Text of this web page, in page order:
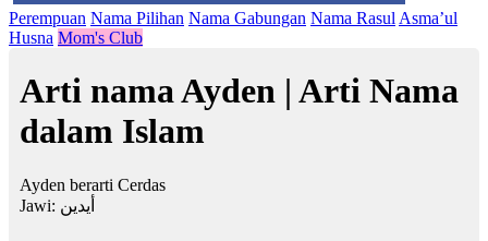
Perempuan Nama Pilihan Nama Gabungan Nama Rasul Asma’ul
Husna Mom's Club
Arti nama Ayden | Arti Nama
dalam Islam
Ayden berarti Cerdas
Jawi: أيدين